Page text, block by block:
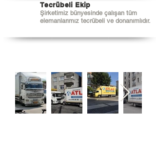
Tecrübeli Ekip
Şirketimiz bünyesinde çalışan tüm
elemanlarımız tecrübeli ve donanımlıdır.